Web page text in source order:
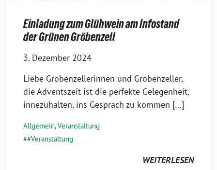
Einladung zum Glühwein am Infostand
der Grünen Gröbenzell
3. Dezember 2024
Liebe Gröbenzellerinnen und Gröbenzeller,
die Adventszeit ist die perfekte Gelegenheit,
innezuhalten, ins Gespräch zu kommen […]
Allgemein,Veranstaltung
#Veranstaltung
WEITERLESEN